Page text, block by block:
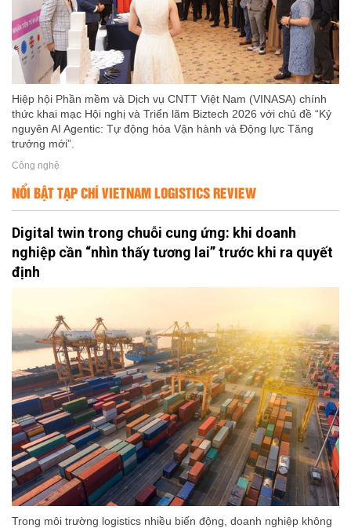
Hiệp hội Phần mềm và Dịch vụ CNTT Việt Nam (VINASA) chính
thức khai mạc Hội nghị và Triển lãm Biztech 2026 với chủ đề “Kỷ
nguyên AI Agentic: Tự động hóa Vận hành và Động lực Tăng
trưởng mới”.
Công nghệ
NỔI BẬT TẠP CHÍ VIETNAM LOGISTICS REVIEW
Digital twin trong chuỗi cung ứng: khi doanh
nghiệp cần “nhìn thấy tương lai” trước khi ra quyết
định
Trong môi trường logistics nhiều biến động, doanh nghiệp không